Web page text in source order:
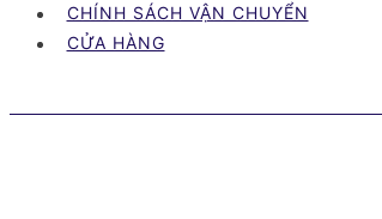
CHÍNH SÁCH VẬN CHUYỂN
CỬA HÀNG